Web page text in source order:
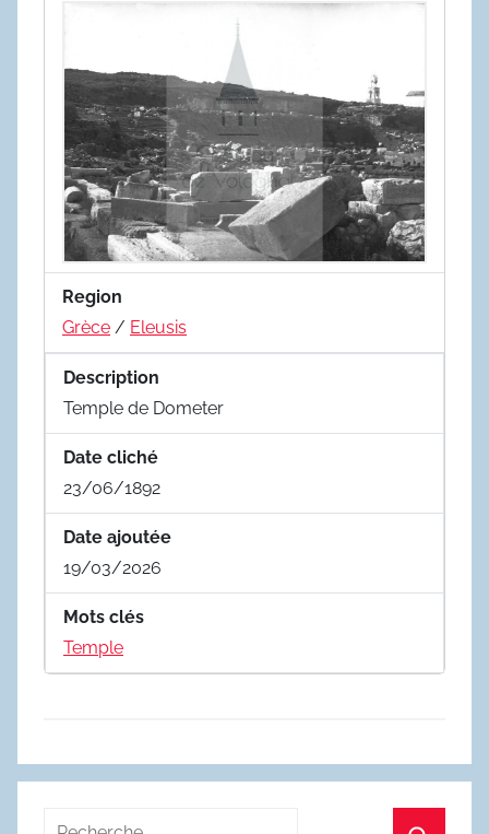
Region
Grèce / Eleusis
Description
Temple de Dometer
Date cliché
23/06/1892
Date ajoutée
19/03/2026
Mots clés
Temple
Recherche